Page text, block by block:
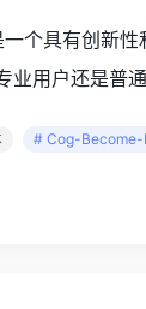
个具有创新
用户还是普
# Cog-Become-